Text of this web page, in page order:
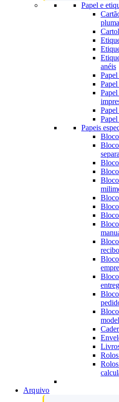
Papel e
pluma
anéis
Papel
Papeis
Arquivo